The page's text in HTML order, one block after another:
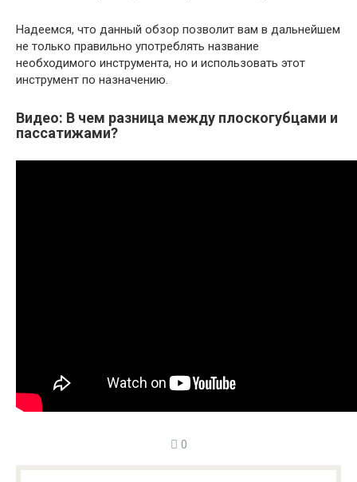
Надеемся, что данный обзор позволит вам в дальнейшем
не только правильно употреблять название
необходимого инструмента, но и использовать этот
инструмент по назначению.
Видео: В чем разница между плоскогубцами и
пассатижами?
0